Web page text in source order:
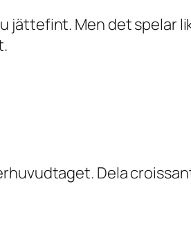
jättefint. Men det spelar
Dela